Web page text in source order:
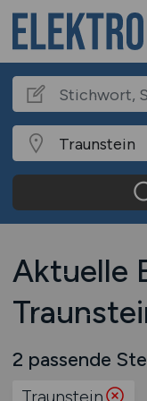
Aktuelle
2 passende
Traunstein